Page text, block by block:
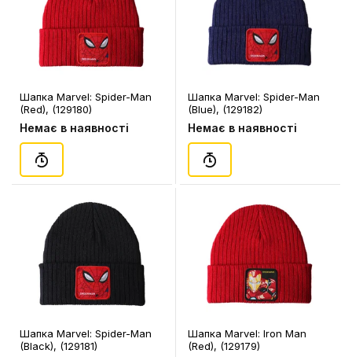
Шапка Marvel: Spider-Man
(Red), (129180)
Немає в наявності
Шапка Marvel: Spider-Man
(Blue), (129182)
Немає в наявності
Шапка Marvel: Spider-Man
(Black), (129181)
Шапка Marvel: Iron Man
(Red), (129179)